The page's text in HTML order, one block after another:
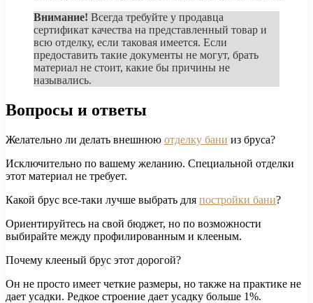
Внимание! Всегда требуйте у продавца
сертификат качества на представленный товар и
всю отделку, если таковая имеется. Если
предоставить такие документы не могут, брать
материал не стоит, какие бы причины не
назывались.
Вопросы и ответы
Желательно ли делать внешнюю отделку бани из бруса?
Исключительно по вашему желанию. Специальной отделки
этот материал не требует.
Какой брус все-таки лучше выбрать для постройки бани?
Ориентируйтесь на свой бюджет, но по возможности
выбирайте между профилированным и клееным.
Почему клееный брус этот дорогой?
Он не просто имеет четкие размеры, но также на практике не
дает усадки. Редкое строение дает усадку больше 1%.